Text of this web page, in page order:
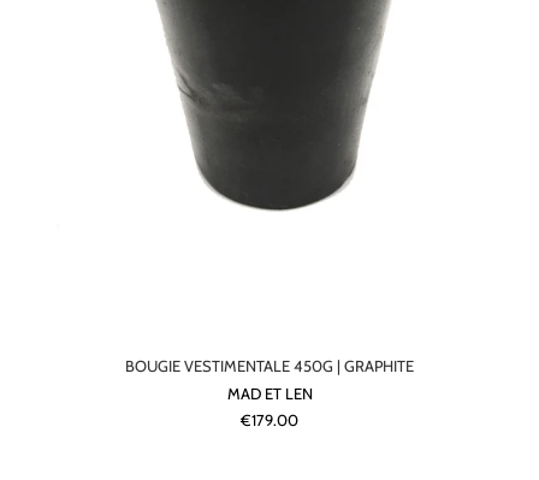
BOUGIE VESTIMENTALE 450G | GRAPHITE
MAD ET LEN
€179.00